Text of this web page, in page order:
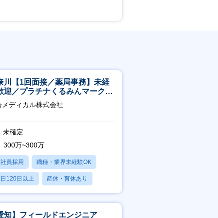
川【1回面接／薬局事務】未経
迎／プラチナくるみんマーク取
月平均残業13h／年休126日
メディカル株式会社
未確定
300万~300万
員採用 職種・業界未経験OK
120日以上 産休・育休あり
業20時間以内
知】フィールドエンジニア